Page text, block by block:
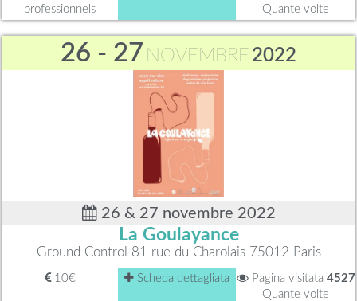
professionnels
Quante volte
26 - 27 NOVEMBRE 2022
26 & 27 novembre 2022
La Goulayance
Ground Control 81 rue du Charolais 75012 Paris
10€ Scheda dettagliata Pagina visitata 4527
Quante volte